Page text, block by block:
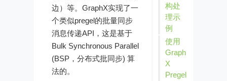
边）等。GraphX实现了一
个类似pregel的批量同步
消息传递API，这是基于
Bulk Synchronous Parallel
(BSP，分布式批同步) 算
法的。
构处
理示
例
使用
Graph
X
Pregel